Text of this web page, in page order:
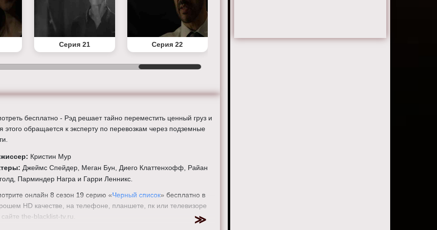
Серия 21 Серия 22
бесплатно - Рэд решает тайно переместить ценный груз и
этого обращается к эксперту по перевозкам через подземные
Кристин Мур
Джеймс Спейдер, Меган Бун, Диего Клаттенхофф, Райан
Парминдер Награ и Гарри Ленникс.
онлайн 8 сезон 19 серию «Черный список» бесплатно в
HD качестве, на телефоне, планшете, пк или телевизоре
the-blacklist-tv.ru.